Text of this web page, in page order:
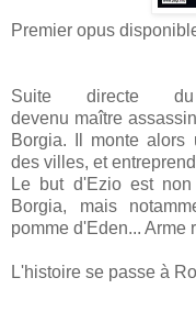
Premier opus
Suite directe
devenu maître
Borgia. Il monte alors
des villes, et
Le but d'Ezio est
Borgia, mais
pomme d'Eden... Arme
L'histoire se passe à